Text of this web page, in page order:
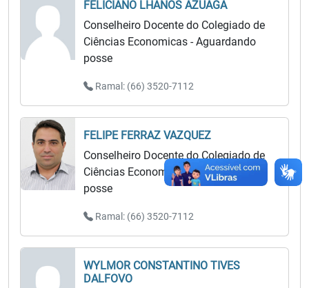
FELICIANO LHANOS AZUAGA
Conselheiro Docente do Colegiado de
Ciências Economicas - Aguardando
posse
Ramal: (66) 3520-7112
FELIPE FERRAZ VAZQUEZ
Conselheiro Docente do Colegiado de
Ciências Economicas - Aguardando
posse
Ramal: (66) 3520-7112
WYLMOR CONSTANTINO TIVES
DALFOVO